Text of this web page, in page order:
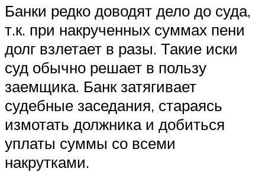
Банки редко доводят дело до суда,
т.к. при накрученных суммах пени
долг взлетает в разы. Такие иски
суд обычно решает в пользу
заемщика. Банк затягивает
судебные заседания, стараясь
измотать должника и добиться
уплаты суммы со всеми
накрутками.